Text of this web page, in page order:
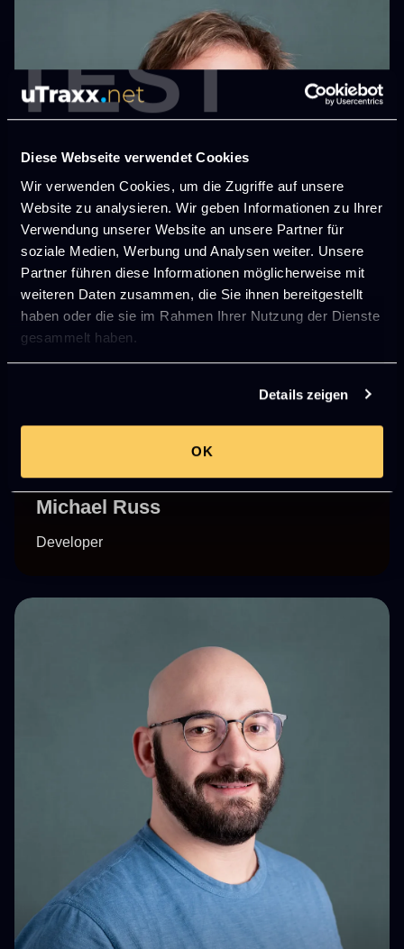
TEST
Diese Webseite verwendet Cookies
Wir verwenden Cookies, um die Zugriffe auf unsere
Website zu analysieren. Wir geben Informationen zu Ihrer
Verwendung unserer Website an unsere Partner für
soziale Medien, Werbung und Analysen weiter. Unsere
Partner führen diese Informationen möglicherweise mit
weiteren Daten zusammen, die Sie ihnen bereitgestellt
haben oder die sie im Rahmen Ihrer Nutzung der Dienste
gesammelt haben.
Details zeigen
OK
Michael Russ
Developer